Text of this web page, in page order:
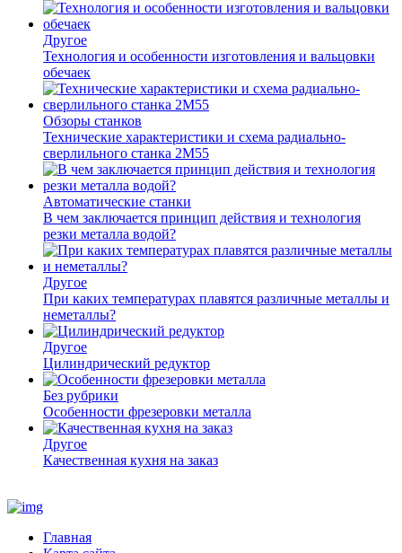
Другое
Технология и особенности изготовления и вальцовки
обечаек
Обзоры станков
Технические характеристики и схема радиально-
сверлильного станка 2М55
Автоматические станки
В чем заключается принцип действия и технология
резки металла водой?
Другое
При каких температурах плавятся различные металлы и
неметаллы?
Другое
Цилиндрический редуктор
Без рубрики
Особенности фрезеровки металла
Другое
Качественная кухня на заказ
Главная